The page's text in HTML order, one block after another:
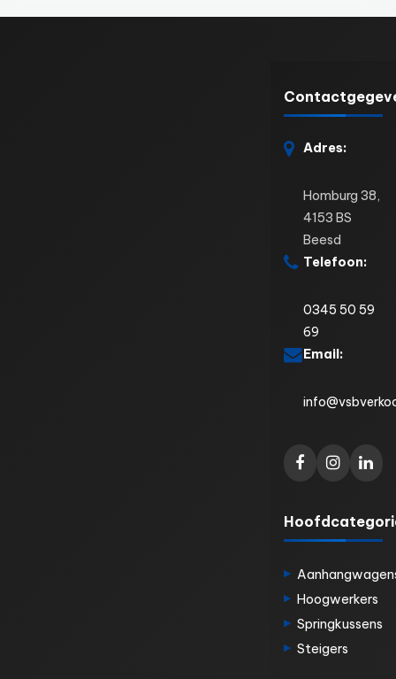
Adres:
Homburg 38,
4153 BS
Beesd
Telefoon:
0345 50 59
69
Email:
Hoogwerkers
Springkussens
Steigers